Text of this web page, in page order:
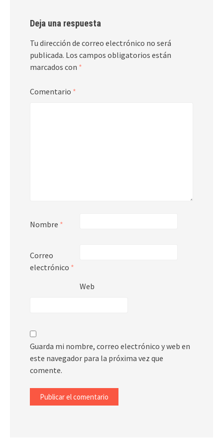
Deja una respuesta
Tu dirección de correo electrónico no será
publicada. Los campos obligatorios están
marcados con *
Comentario *
Nombre *
Correo
electrónico *
Web
Guarda mi nombre, correo electrónico y web en
este navegador para la próxima vez que
comente.